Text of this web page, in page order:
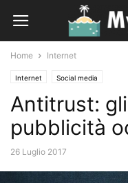
Home Internet
Internet Social media
Antitrust:
pubblicità
26 Luglio 2017